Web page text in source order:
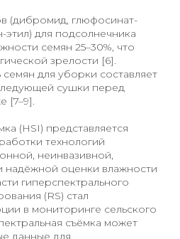
(дибромид, глюфосинат-
для подсолнечника
семян 25–30%, что
зрелости [6].
для уборки составляет
сушки перед
[7–9].
(HSI) представляется
технологий
неинвазивной,
надёжной оценки влажности
гиперспектрального
(RS) стал
в мониторинге сельского
съёмка может
данные для